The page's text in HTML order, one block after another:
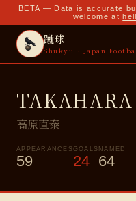
BETA — Data is accurate
welcome at
蹴球
Shukyu · Japan
高原直泰
APPEARANCES
59
GOALS
24
NAMED
64